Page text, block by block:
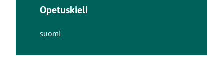
Opetuskieli
suomi